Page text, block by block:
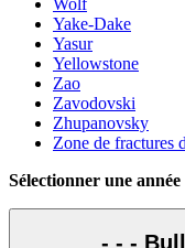
Wolf
Yake-Dake
Yasur
Yellowstone
Zao
Zavodovski
Zhupanovsky
Zone de fractures
Sélectionner une année
- - -